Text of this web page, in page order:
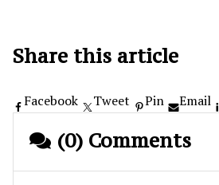
Share this article
Facebook Tweet Pin Email
(0) Comments